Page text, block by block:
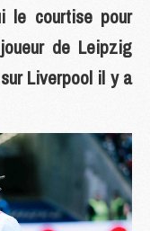
le courtise pour
de Leipzig
Liverpool il y a